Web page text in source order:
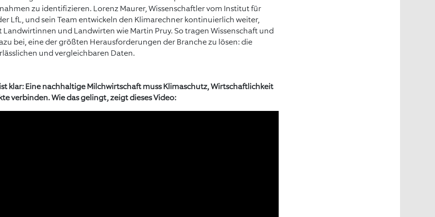
zu identifizieren. Lorenz Maurer, Wissenschaftler vom Institut für
LfL, und sein Team entwickeln den Klimarechner kontinuierlich weiter,
Landwirtinnen und Landwirten wie Martin Pruy. So tragen Wissenschaft und
bei, eine der größten Herausforderungen der Branche zu lösen: die
und vergleichbaren Daten.
klar: Eine nachhaltige Milchwirtschaft muss Klimaschutz, Wirtschaftlichkeit
verbinden. Wie das gelingt, zeigt dieses Video: